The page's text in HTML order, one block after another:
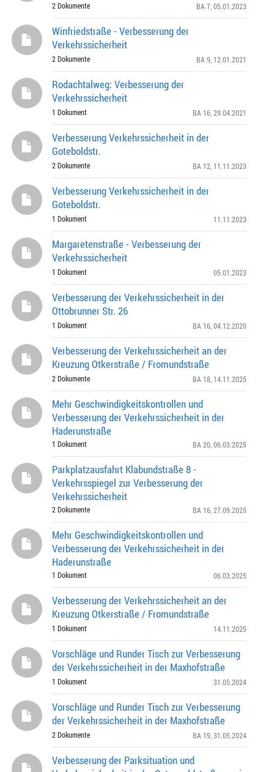
2 Dokumente BA 7 , 05.01.2023
Winfriedstraße - Verbesserung der
Verkehrssicherheit
2 Dokumente BA 9 , 12.01.2021
Rodachtalweg: Verbesserung der
Verkehrssicherheit
1 Dokument BA 16 , 29.04.2021
Verbesserung Verkehrssicherheit in der
Goteboldstr.
2 Dokumente BA 12 , 11.11.2023
Verbesserung Verkehrssicherheit in der
Goteboldstr.
1 Dokument 11.11.2023
Margaretenstraße - Verbesserung der
Verkehrssicherheit
1 Dokument 05.01.2023
Verbesserung der Verkehrssicherheit in der
Ottobrunner Str. 26
1 Dokument BA 16 , 04.12.2020
Verbesserung der Verkehrssicherheit an der
Kreuzung Otkerstraße / Fromundstraße
2 Dokumente BA 18 , 14.11.2025
Mehr Geschwindigkeitskontrollen und
Verbesserung der Verkehrssicherheit in der
Haderunstraße
1 Dokument BA 20 , 06.03.2025
Parkplatzausfahrt Klabundstraße 8 -
Verkehrsspiegel zur Verbesserung der
Verkehrssicherheit
2 Dokumente BA 16 , 27.09.2025
Mehr Geschwindigkeitskontrollen und
Verbesserung der Verkehrssicherheit in der
Haderunstraße
1 Dokument 06.03.2025
Verbesserung der Verkehrssicherheit an der
Kreuzung Otkerstraße / Fromundstraße
1 Dokument 14.11.2025
Vorschläge und Runder Tisch zur Verbesserung
der Verkehrssicherheit in der Maxhofstraße
1 Dokument 31.05.2024
Vorschläge und Runder Tisch zur Verbesserung
der Verkehrssicherheit in der Maxhofstraße
2 Dokumente BA 19 , 31.05.2024
Verbesserung der Parksituation und